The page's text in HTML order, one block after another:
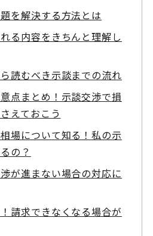
を解決する方法とは
る内容をきちんと理解し
読むべき示談までの流れ
点まとめ！示談交渉で損
えておこう
場について知る！私の示
の？
が進まない場合の対応に
請求できなくなる場合が